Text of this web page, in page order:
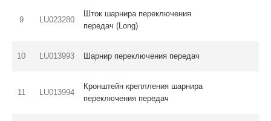
9 LU023280
Шток шарнира переключения
передач (Long)
10 LU013993 Шарнир переключения передач
11 LU013994
Кронштейн креплления шарнира
переключения передач